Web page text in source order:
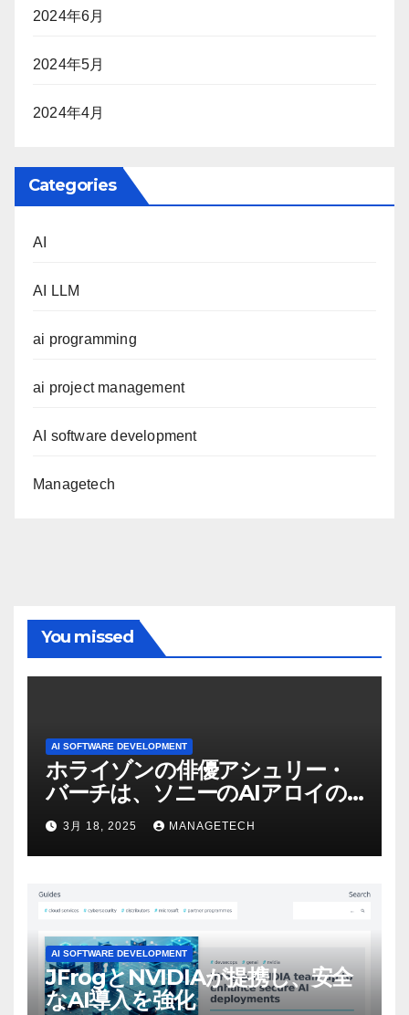
2024年6月
2024年5月
2024年4月
Categories
AI
AI LLM
ai programming
ai project management
AI software development
Managetech
You missed
AI SOFTWARE DEVELOPMENT
ホライゾンの俳優アシュリー・
バーチは、ソニーのAIアロイの
ビデオを見て「ゲームパフォー
マンスという芸術形式に不安を
感じた」と語る – IGN
3月 18, 2025 MANAGETECH
AI SOFTWARE DEVELOPMENT
JFrogとNVIDIAが提携し、安全
なAI導入を強化